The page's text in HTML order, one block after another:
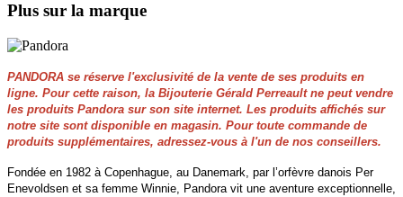
Plus sur la marque
PANDORA se réserve l'exclusivité de la vente de ses produits en
ligne. Pour cette raison, la Bijouterie Gérald Perreault ne peut vendre
les produits Pandora sur son site internet. Les produits affichés sur
notre site sont disponible en magasin. Pour toute commande de
produits supplémentaires, adressez-vous à l'un de nos conseillers.
Fondée en 1982 à Copenhague, au Danemark, par l’orfèvre danois Per
Enevoldsen et sa femme Winnie, Pandora vit une aventure exceptionnelle,